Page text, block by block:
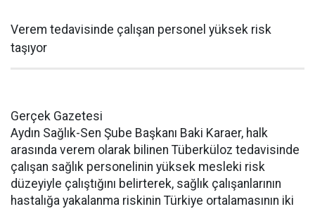
Verem tedavisinde çalışan personel yüksek risk
taşıyor
Gerçek Gazetesi
Aydın Sağlık-Sen Şube Başkanı Baki Karaer, halk
arasında verem olarak bilinen Tüberküloz tedavisinde
çalışan sağlık personelinin yüksek mesleki risk
düzeyiyle çalıştığını belirterek, sağlık çalışanlarının
hastalığa yakalanma riskinin Türkiye ortalamasının iki